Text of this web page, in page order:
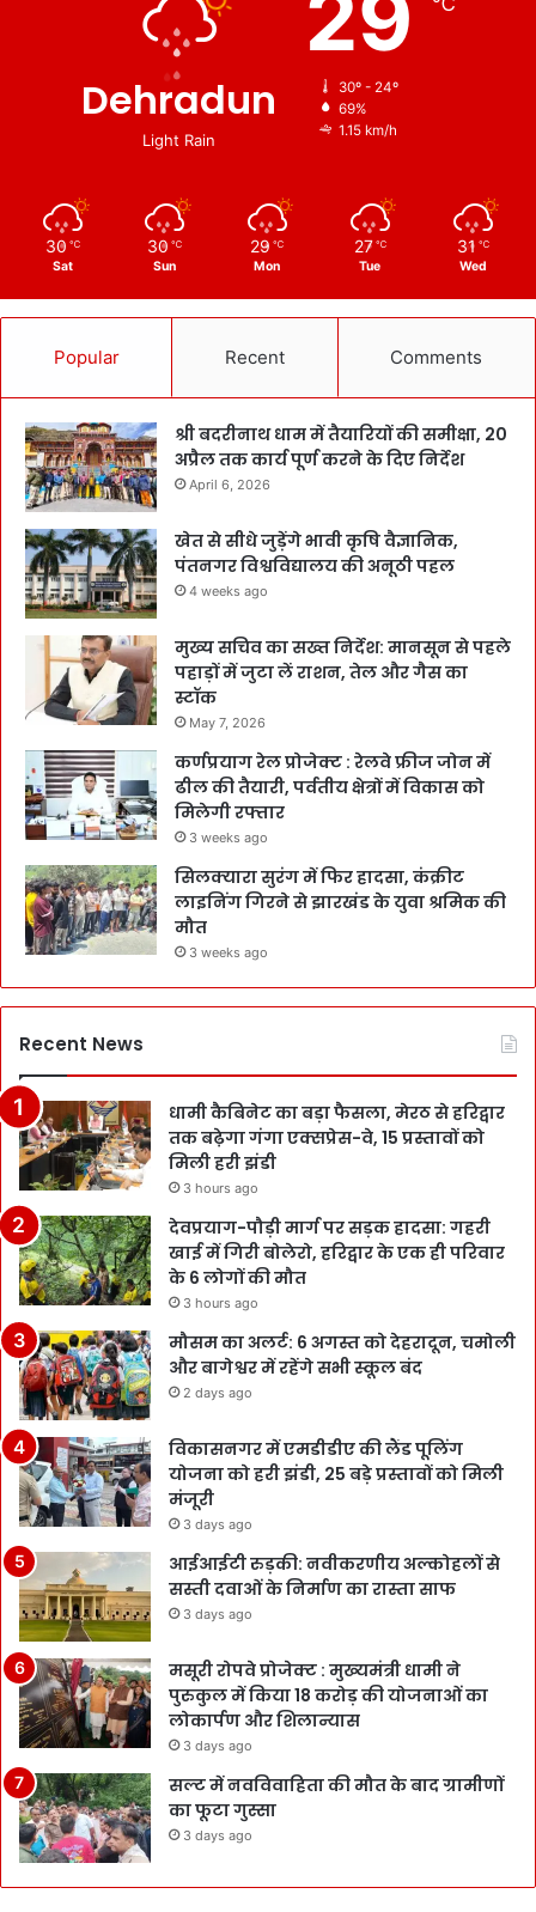
Dehradun
Light Rain
30º - 24º
69%
1.15 km/h
30 ℃
Sat
30 ℃
Sun
29 ℃
Mon
27 ℃
Tue
31 ℃
Wed
Popular Recent Comments
श्री बदरीनाथ धाम में तैयारियों की समीक्षा, 20
अप्रैल तक कार्य पूर्ण करने के दिए निर्देश
April 6, 2026
खेत से सीधे जुड़ेंगे भावी कृषि वैज्ञानिक,
पंतनगर विश्वविद्यालय की अनूठी पहल
4 weeks ago
मुख्य सचिव का सख्त निर्देश: मानसून से पहले
पहाड़ों में जुटा लें राशन, तेल और गैस का
स्टॉक
May 7, 2026
कर्णप्रयाग रेल प्रोजेक्ट : रेलवे फ्रीज जोन में
ढील की तैयारी, पर्वतीय क्षेत्रों में विकास को
मिलेगी रफ्तार
3 weeks ago
सिलक्यारा सुरंग में फिर हादसा, कंक्रीट
लाइनिंग गिरने से झारखंड के युवा श्रमिक की
मौत
3 weeks ago
Recent News
धामी कैबिनेट का बड़ा फैसला, मेरठ से हरिद्वार
तक बढ़ेगा गंगा एक्सप्रेस-वे, 15 प्रस्तावों को
मिली हरी झंडी
3 hours ago
देवप्रयाग-पौड़ी मार्ग पर सड़क हादसा: गहरी
खाई में गिरी बोलेरो, हरिद्वार के एक ही परिवार
के 6 लोगों की मौत
3 hours ago
मौसम का अलर्ट: 6 अगस्त को देहरादून, चमोली
और बागेश्वर में रहेंगे सभी स्कूल बंद
2 days ago
विकासनगर में एमडीडीए की लैंड पूलिंग
योजना को हरी झंडी, 25 बड़े प्रस्तावों को मिली
मंजूरी
3 days ago
आईआईटी रुड़की: नवीकरणीय अल्कोहलों से
सस्ती दवाओं के निर्माण का रास्ता साफ
3 days ago
मसूरी रोपवे प्रोजेक्ट : मुख्‍यमंत्री धामी ने
पुरुकुल में किया 18 करोड़ की योजनाओं का
लोकार्पण और शिलान्यास
3 days ago
सल्ट में नवविवाहिता की मौत के बाद ग्रामीणों
का फूटा गुस्सा
3 days ago